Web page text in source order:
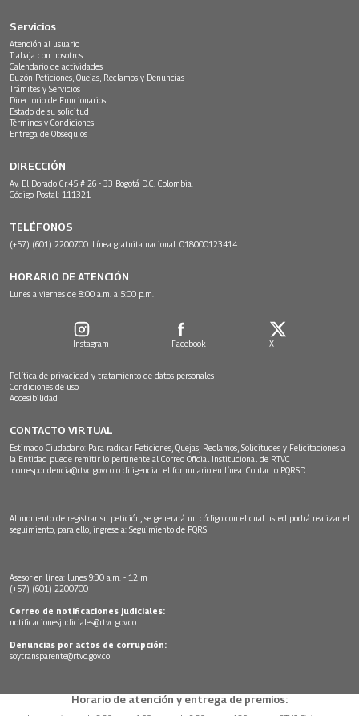
Servicios
Atención al usuario
Trabaja con nosotros
Calendario de actividades
Buzón Peticiones, Quejas, Reclamos y Denuncias
Trámites y Servicios
Directorio de Funcionarios
Estado de su solicitud
Términos y Condiciones
Entrega de Obsequios
DIRECCIÓN
Av. El Dorado Cr.45 # 26 - 33 Bogotá D.C. Colombia.
Código Postal: 111321
TELÉFONOS
(+57) (601) 2200700. Línea gratuita nacional: 018000123414
HORARIO DE ATENCIÓN
Lunes a viernes de 8:00 a.m. a 5:00 p.m.
Instagram Facebook X
Política de privacidad y tratamiento de datos personales
Condiciones de uso
Accesibilidad
CONTACTO VIRTUAL
Estimado Ciudadano: Para radicar Peticiones, Quejas, Reclamos, Solicitudes y Felicitaciones a
la Entidad puede remitir lo pertinente al Correo Oficial Institucional de RTVC
correspondencia@rtvc.gov.co o diligenciar el formulario en línea: Contacto PQRSD.
Al momento de registrar su petición, se generará un código con el cual usted podrá realizar el
seguimiento, para ello, ingrese a: Seguimiento de PQRS
Asesor en línea: lunes 9:30 a.m. - 12 m
(+57) (601) 2200700
Correo de notificaciones judiciales:
notificacionesjudiciales@rtvc.gov.co
Denuncias por actos de corrupción:
soytransparente@rtvc.gov.co
Horario de atención y entrega de premios: